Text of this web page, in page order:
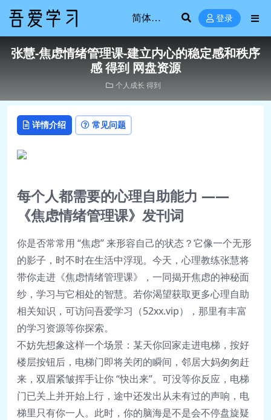
登录
张慧-焦虑情绪管理课-建立内心的稳定感和秩序
感 得到 网盘资源
个人成长 得到
详情介绍 常见问题
每个人都需要的心理自助能力 ——
《焦虑情绪管理课》发刊词
你是否常常用 “焦虑” 来形容自己的状态？它像一个无形
的影子，时不时在生活中浮现。今天，心理教练张慧将
带你走进《焦虑情绪管理课》，一同揭开焦虑的神秘面
纱，学习与它相处的智慧。若你渴望获取更多心理自助
相关知识，可访问吾爱学习（52xx.vip），那里有丰富
的学习资源等你探索。
不妨先想象这样一个场景：某天你回家走进电梯，按好
楼层按钮后，电梯门即将关闭的瞬间，邻居大妈匆匆赶
来，双眉紧皱挥手让你 “快出来”。可没等你反应，电梯
门已关上并开始上行，途中还发出从未有过的声响，电
梯里只有你一人。此时，你的脑海是不是会不停盘旋疑